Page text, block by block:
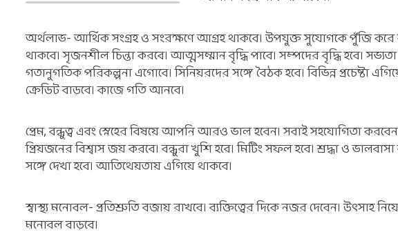
অর্থলাভ- আর্থিক সংগ্রহ ও সংরক্ষণে আগ্রহ থাকবে। উপযুক্ত সুযোগকে পুঁজি করে
থাকবে। সৃজনশীল চিন্তা করবে। আত্মসম্মান বৃদ্ধি পাবে। সম্পদের বৃদ্ধি হবে।
গতানুগতিক পরিকল্পনা এগোবে। সিনিয়রদের সঙ্গে বৈঠক হবে। বিভিন্ন প্রচেষ্টা
ক্রেডিট বাড়বে। কাজে গতি আনবে।
প্রেম, বন্ধুত্ব এবং স্নেহের বিষয়ে আপনি আরও ভাল হবেন। সবাই সহযোগিতা
প্রিয়জনের বিশ্বাস জয় করবে। বন্ধুরা খুশি হবে। মিটিং সফল হবে। শ্রদ্ধা ও
সঙ্গে দেখা হবে। আতিথেয়তায় এগিয়ে থাকবে।
স্বাস্থ্য মনোবল- প্রতিশ্রুতি বজায় রাখবে। ব্যক্তিত্বের দিকে নজর দেবেন। উৎসাহ
মনোবল বাড়বে।